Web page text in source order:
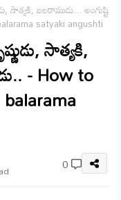
సాత్యకి, బలరాముడు... అంగుష్టి
satyaki angushti
సాత్యకి,
- How to
0